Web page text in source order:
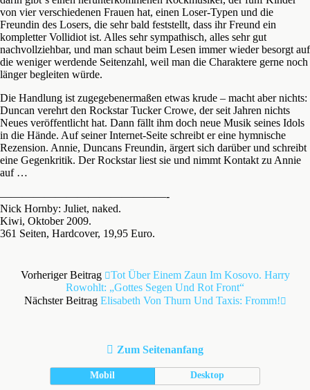
von vier verschiedenen Frauen hat, einen Loser-Typen und die
Freundin des Losers, die sehr bald feststellt, dass ihr Freund ein
kompletter Vollidiot ist. Alles sehr sympathisch, alles sehr gut
nachvollziehbar, und man schaut beim Lesen immer wieder besorgt auf
die weniger werdende Seitenzahl, weil man die Charaktere gerne noch
länger begleiten würde.
Die Handlung ist zugegebenermaßen etwas krude – macht aber nichts:
Duncan verehrt den Rockstar Tucker Crowe, der seit Jahren nichts
Neues veröffentlicht hat. Dann fällt ihm doch neue Musik seines Idols
in die Hände. Auf seiner Internet-Seite schreibt er eine hymnische
Rezension. Annie, Duncans Freundin, ärgert sich darüber und schreibt
eine Gegenkritik. Der Rockstar liest sie und nimmt Kontakt zu Annie
auf …
———————————————-
Nick Hornby: Juliet, naked.
Kiwi, Oktober 2009.
361 Seiten, Hardcover, 19,95 Euro.
Vorheriger Beitrag
Tot Über Einem Zaun Im Kosovo. Harry
Rowohlt: „Gottes Segen Und Rot Front“
Nächster Beitrag Elisabeth Von Thurn Und Taxis: Fromm!
Zum Seitenanfang
Mobil Desktop